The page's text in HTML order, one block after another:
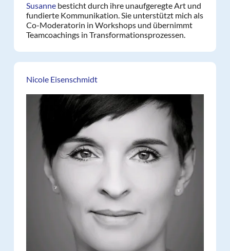
Susannebesticht durch ihre unaufgeregte Art und
fundierte Kommunikation. Sie unterstützt mich als
Co-Moderatorin in Workshops und übernimmt
Teamcoachings in Transformationsprozessen.
Nicole Eisenschmidt